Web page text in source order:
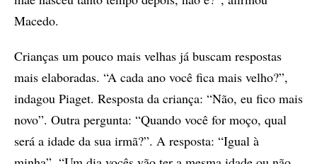
Macedo.
Crianças um pouco mais velhas já buscam respostas
mais elaboradas. “A cada ano você fica mais velho?”,
indagou Piaget. Resposta da criança: “Não, eu fico mais
novo”. Outra pergunta: “Quando você for moço, qual
será a idade da sua irmã?”. A resposta: “Igual à